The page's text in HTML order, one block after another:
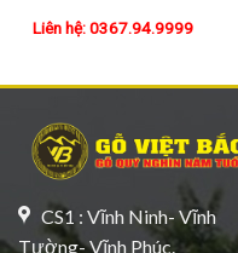
Liên hệ: 0367.94.9999
CS1 : Vĩnh Ninh- Vĩnh
Tường- Vĩnh Phúc.